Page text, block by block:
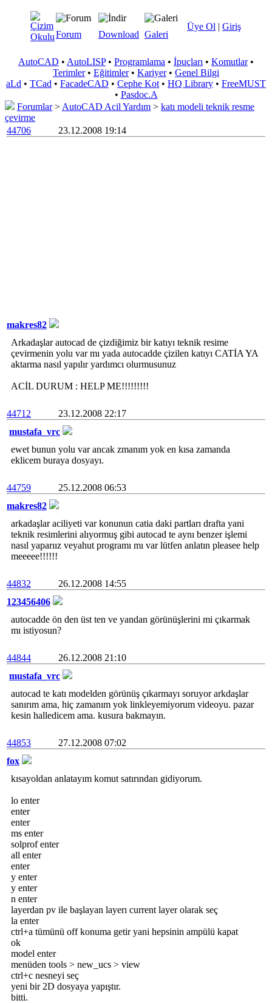
Üye Ol | Giriş
Forum Download Galeri
AutoCAD • AutoLISP• Programlama • İpuçları • Komutlar•
Terimler• Eğitimler• Kariyer• Genel Bilgi
aLd • TCad • FacadeCAD • Cephe Kot • HQ Library • FreeMUST
• Pasdoc.A
Forumlar> AutoCAD Acil Yardım > katı modeli teknik resme
çevirme
44706
23.12.2008 19:14
makres82
Arkadaşlar autocad de çizdiğimiz bir katıyı teknik resime
çevirmenin yolu var mı yada autocadde çizilen katıyı CATİA YA
aktarma nasıl yapılır yardımcı olurmusunuz
ACİL DURUM : HELP ME!!!!!!!!!
44712
23.12.2008 22:17
mustafa_vrc
ewet bunun yolu var ancak zmanım yok en kısa zamanda
eklicem buraya dosyayı.
44759
25.12.2008 06:53
makres82
arkadaşlar aciliyeti var konunun catia daki partları drafta yani
teknik resimlerini alıyormuş gibi autocad te aynı benzer işlemi
nasıl yaparıız veyahut programı mı var lütfen anlatın pleasee help
meeeee!!!!!!
44832
26.12.2008 14:55
123456406
autocadde ön den üst ten ve yandan görünüşlerini mi çıkarmak
mı istiyosun?
44844
26.12.2008 21:10
mustafa_vrc
autocad te katı modelden görünüş çıkarmayı soruyor arkdaşlar
sanırım ama, hiç zamanım yok linkleyemiyorum videoyu. pazar
kesin halledicem ama. kusura bakmayın.
44853
27.12.2008 07:02
fox
kısayoldan anlatayım komut satırından gidiyorum.
lo enter
enter
enter
ms enter
solprof enter
all enter
enter
y enter
y enter
n enter
layerdan pv ile başlayan layerı current layer olarak seç
la enter
ctrl+a tümünü off konuma getir yani hepsinin ampülü kapat
ok
model enter
menüden tools > new_ucs > view
ctrl+c nesneyi seç
yeni bir 2D dosyaya yapıştır.
bitti.